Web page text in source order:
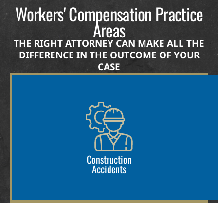
Workers' Compensation Practice
Areas
THE RIGHT ATTORNEY CAN MAKE ALL THE
DIFFERENCE IN THE OUTCOME OF YOUR
CASE
Construction
Accidents